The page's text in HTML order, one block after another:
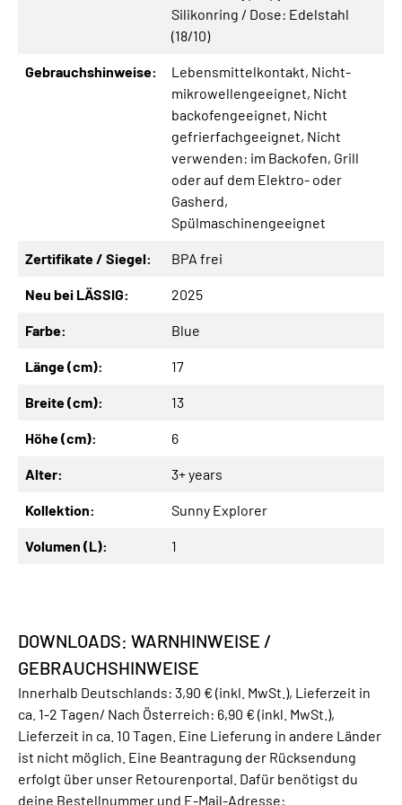
Silikonring / Dose: Edelstahl
(18/10)
Gebrauchshinweise: Lebensmittelkontakt, Nicht-
mikrowellengeeignet, Nicht
backofengeeignet, Nicht
gefrierfachgeeignet, Nicht
verwenden: im Backofen, Grill
oder auf dem Elektro- oder
Gasherd,
Spülmaschinengeeignet
Zertifikate / Siegel: BPA frei
Neu bei LÄSSIG: 2025
Farbe: Blue
Länge (cm): 17
Breite (cm): 13
Höhe (cm): 6
Alter: 3+ years
Kollektion: Sunny Explorer
Volumen (L): 1
DOWNLOADS: WARNHINWEISE /
GEBRAUCHSHINWEISE
Innerhalb Deutschlands: 3,90 € (inkl. MwSt.), Lieferzeit in
ca. 1-2 Tagen/ Nach Österreich: 6,90 € (inkl. MwSt.),
Lieferzeit in ca. 10 Tagen. Eine Lieferung in andere Länder
ist nicht möglich. Eine Beantragung der Rücksendung
erfolgt über unser Retourenportal. Dafür benötigst du
deine Bestellnummer und E-Mail-Adresse: